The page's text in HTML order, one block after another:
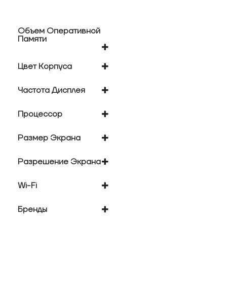
Объем Оперативной
Памяти
Цвет Корпуса
серый
Частота Дисплея
Процессор
Размер Экрана
Разрешение Экрана
Wi-Fi
Бренды